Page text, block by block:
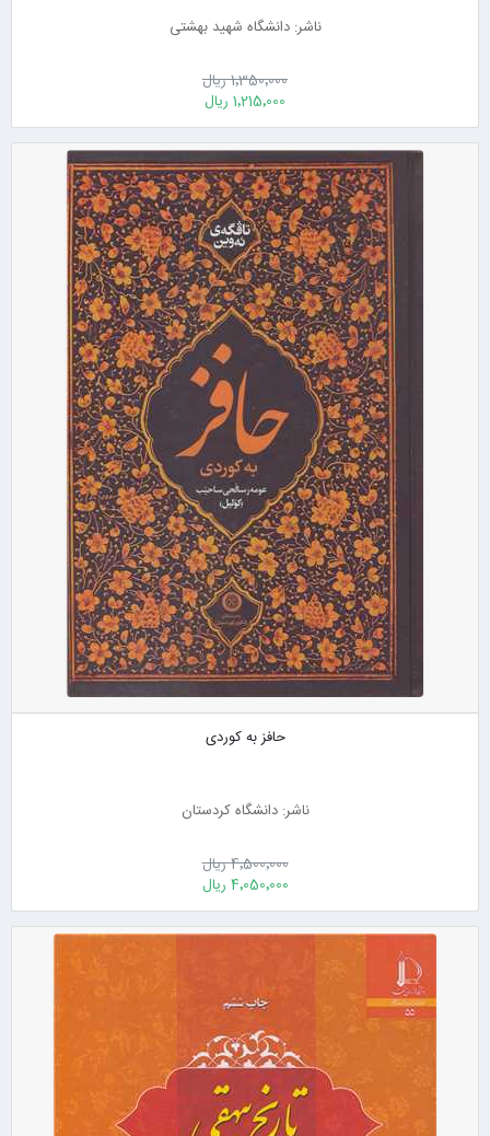
ناشر: دانشگاه شهید بهشتی
1٬350٬000 ریال
1٬215٬000 ریال
حافز به کوردی
ناشر: دانشگاه کردستان
4٬500٬000 ریال
4٬050٬000 ریال